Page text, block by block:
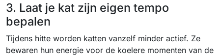
3. Laat je kat zijn eigen tempo
bepalen
Tijdens hitte worden katten vanzelf minder actief. Ze
bewaren hun energie voor de koelere momenten van de